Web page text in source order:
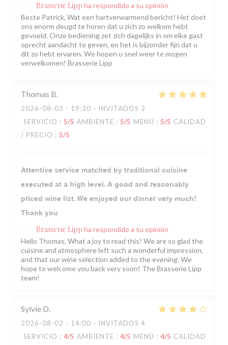
Brasserie Lipp ha respondido a su opinión
Beste Patrick, Wat een hartverwarmend bericht! Het doet
ons enorm deugd te horen dat u zich zo welkom hebt
gevoeld. Onze bediening zet zich dagelijks in om elke gast
oprecht aandacht te geven, en het is bijzonder fijn dat u
dit zo hebt ervaren. We hopen u snel weer te mogen
verwelkomen! Brasserie Lipp
Thomas B
2026-08-03 - 19:30 - INVITADOS 2
SERVICIO : 5/5 AMBIENTE : 5/5 MENÚ : 5/5 CALIDAD
/ PRECIO : 5/5
Attentive service matched by traditional cuisine
executed at a high level. A good and reasonably
priced wine list. We enjoyed our dinner very much!
Thank you
Brasserie Lipp ha respondido a su opinión
Hello Thomas, What a joy to read this! We are so glad the
cuisine and atmosphere left such a wonderful impression,
and that our wine selection added to the evening. We
hope to welcome you back very soon! The Brasserie Lipp
team!
Sylvie D
2026-08-02 - 14:00 - INVITADOS 4
SERVICIO : 4/5 AMBIENTE : 4/5 MENÚ : 4/5 CALIDAD